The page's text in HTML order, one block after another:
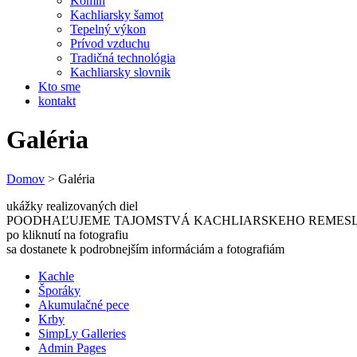
Kachliarsky šamot
Tepelný výkon
Prívod vzduchu
Tradičná technológia
Kachliarsky slovnik
Kto sme
kontakt
Galéria
Domov > Galéria
ukážky realizovaných diel
POODHAĽUJEME TAJOMSTVÁ KACHLIARSKEHO
po kliknutí na fotografiu
sa dostanete k podrobnejším informáciám a fotografiám
Kachle
Šporáky
Akumulačné pece
Krby
SimpLy Galleries
Admin Pages